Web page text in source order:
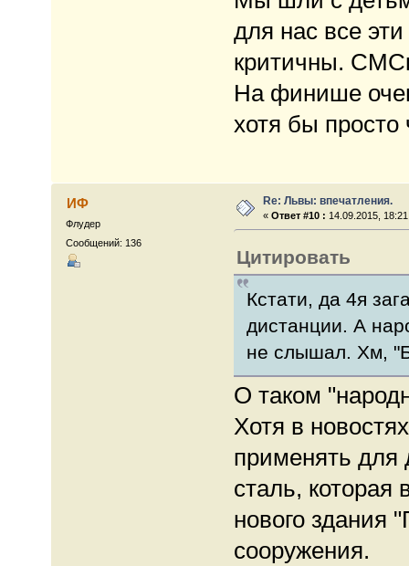
для нас все
критичны.
На финише
хотя бы просто
ИФ
Флудер
Сообщений: 136
Re: Львы: впечатления.
«Ответ #10 : 14.09.2015,
Цитировать
Кстати, да 4я
дистанции. А
не слышал. Хм,
О таком
Хотя в
применять для
сталь, которая
нового здания
сооружения.